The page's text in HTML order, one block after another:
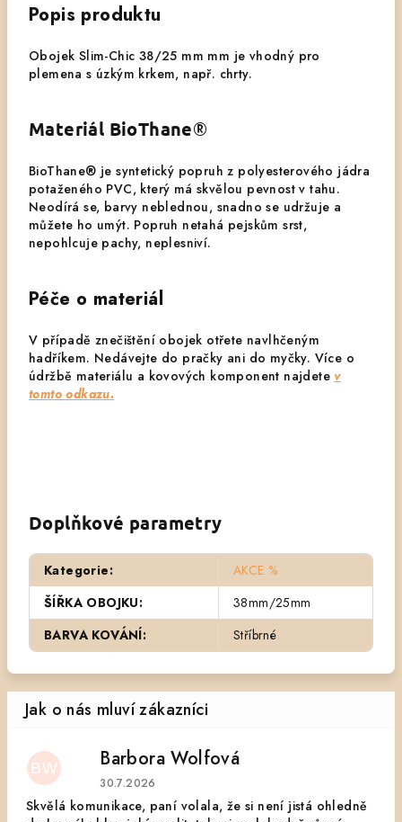
Popis produktu
Obojek Slim-Chic 38/25 mm mm je vhodný pro
plemena s úzkým krkem, např. chrty.
Materiál BioThane®
BioThane® je syntetický popruh z polyesterového jádra
potaženého PVC, který má skvělou pevnost v tahu.
Neodírá se, barvy neblednou, snadno se udržuje a
můžete ho umýt. Popruh netahá pejskům srst,
nepohlcuje pachy, neplesniví.
Péče o materiál
V případě znečištění obojek otřete navlhčeným
hadříkem. Nedávejte do pračky ani do myčky. Více o
údržbě materiálu a kovových komponent najdete v
tomto odkazu.
Doplňkové parametry
Kategorie:
AKCE %
ŠÍŘKA OBOJKU:
38mm/25mm
BARVA KOVÁNÍ: Stříbrné
BW Barbora Wolfová
Hodnocení obchodu je 5 z 5 hvězdiček.
30.7.2026
Skvělá komunikace, paní volala, že si není jistá ohledně